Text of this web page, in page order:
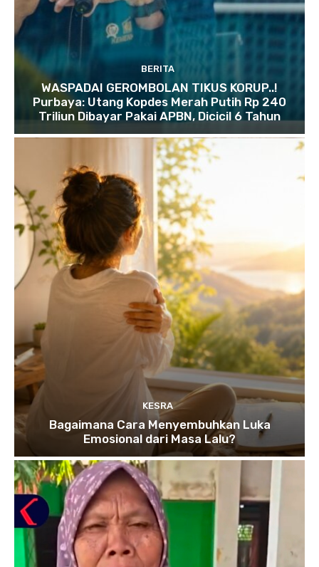
BERITA
WASPADAI GEROMBOLAN TIKUS KORUP..!
Purbaya: Utang Kopdes Merah Putih Rp 240
Triliun Dibayar Pakai APBN, Dicicil 6 Tahun
KESRA
Bagaimana Cara Menyembuhkan Luka
Emosional dari Masa Lalu?